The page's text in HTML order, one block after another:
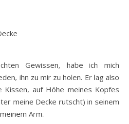
Gewissen, habe ich mich
ihn zu mir zu holen. Er lag also
auf Höhe meines Kopfes
meine Decke rutscht) in seinem
Arm.